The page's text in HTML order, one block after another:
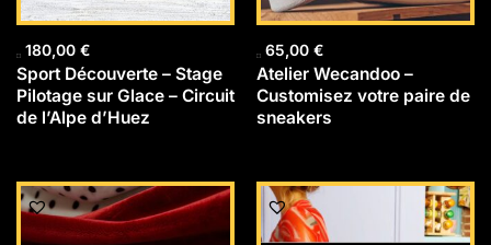
180,00 €
Sport Découverte – Stage
Pilotage sur Glace – Circuit
de l’Alpe d’Huez
65,00 €
Atelier Wecandoo –
Customisez votre paire de
sneakers